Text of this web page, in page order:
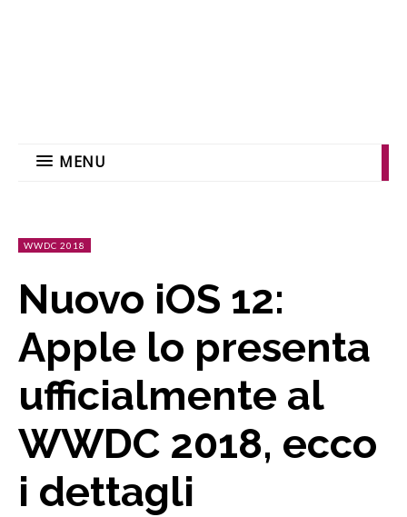
MENU
WWDC 2018
Nuovo iOS 12:
Apple lo presenta
ufficialmente al
WWDC 2018, ecco
i dettagli